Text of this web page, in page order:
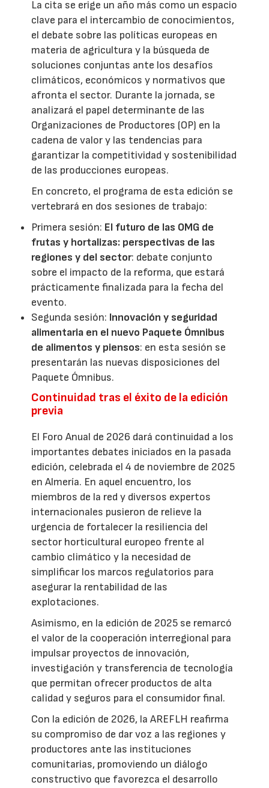
La cita se erige un año más como un espacio
clave para el intercambio de conocimientos,
el debate sobre las políticas europeas en
materia de agricultura y la búsqueda de
soluciones conjuntas ante los desafíos
climáticos, económicos y normativos que
afronta el sector. Durante la jornada, se
analizará el papel determinante de las
Organizaciones de Productores (OP) en la
cadena de valor y las tendencias para
garantizar la competitividad y sostenibilidad
de las producciones europeas.
En concreto, el programa de esta edición se
vertebrará en dos sesiones de trabajo:
Primera sesión: El futuro de las OMG de
frutas y hortalizas: perspectivas de las
regiones y del sector: debate conjunto
sobre el impacto de la reforma, que estará
prácticamente finalizada para la fecha del
evento.
Segunda sesión: Innovación y seguridad
alimentaria en el nuevo Paquete Ómnibus
de alimentos y piensos: en esta sesión se
presentarán las nuevas disposiciones del
Paquete Ómnibus.
Continuidad tras el éxito de la edición
previa
El Foro Anual de 2026 dará continuidad a los
importantes debates iniciados en la pasada
edición, celebrada el 4 de noviembre de 2025
en Almería. En aquel encuentro, los
miembros de la red y diversos expertos
internacionales pusieron de relieve la
urgencia de fortalecer la resiliencia del
sector horticultural europeo frente al
cambio climático y la necesidad de
simplificar los marcos regulatorios para
asegurar la rentabilidad de las
explotaciones.
Asimismo, en la edición de 2025 se remarcó
el valor de la cooperación interregional para
impulsar proyectos de innovación,
investigación y transferencia de tecnología
que permitan ofrecer productos de alta
calidad y seguros para el consumidor final.
Con la edición de 2026, la AREFLH reafirma
su compromiso de dar voz a las regiones y
productores ante las instituciones
comunitarias, promoviendo un diálogo
constructivo que favorezca el desarrollo